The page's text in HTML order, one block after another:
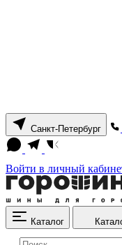
Санкт-Петербург
Войти в личный
Каталог